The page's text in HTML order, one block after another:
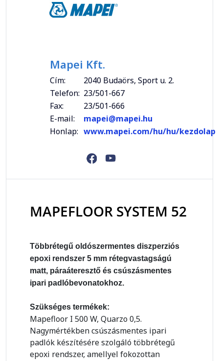
Mapei Kft.
Cím:
2040 Budaörs, Sport u. 2.
Telefon: 23/501-667
Fax:
23/501-666
E-mail:
mapei@mapei.hu
Honlap: www.mapei.com/hu/hu/kezdolap
MAPEFLOOR SYSTEM 52
Többrétegű oldószermentes diszperziós
epoxi rendszer 5 mm rétegvastagságú
matt, páraáteresztő és csúszásmentes
ipari padlóbevonatokhoz.
Szükséges termékek:
Mapefloor I 500 W, Quarzo 0,5.
Nagymértékben csúszásmentes ipari
padlók készítésére szolgáló többrétegű
epoxi rendszer, amellyel fokozottan